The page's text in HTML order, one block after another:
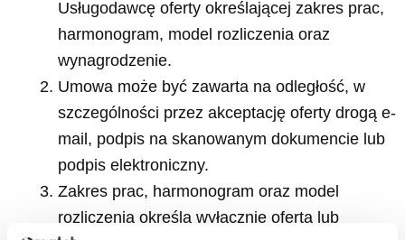
Usługodawcę oferty określającej zakres prac,
harmonogram, model rozliczenia oraz
wynagrodzenie.
Umowa może być zawarta na odległość, w
szczególności przez akceptację oferty drogą e-
mail, podpis na skanowanym dokumencie lub
podpis elektroniczny.
Zakres prac, harmonogram oraz model
rozliczenia określa wyłącznie oferta lub